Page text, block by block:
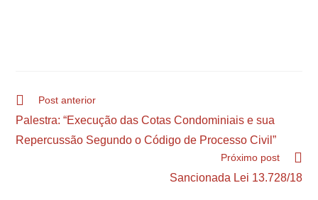
Post anterior
Palestra: “Execução das Cotas Condominiais e sua
Repercussão Segundo o Código de Processo Civil”
Próximo post
Sancionada Lei 13.728/18